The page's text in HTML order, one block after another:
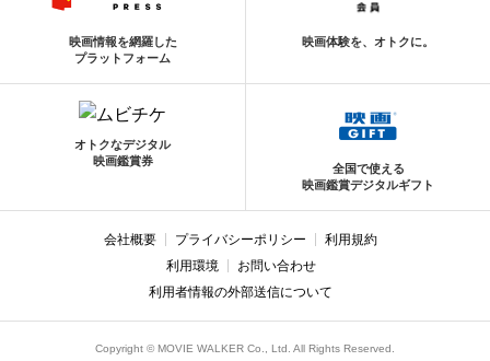
映画情報を網羅した
プラットフォーム
映画体験を、オトクに。
オトクなデジタル
映画鑑賞券
全国で使える
映画鑑賞デジタルギフト
会社概要 プライバシーポリシー
利用規約
利用環境
お問い合わせ
利用者情報の外部送信について
Copyright © MOVIE WALKER Co., Ltd. All Rights Reserved.